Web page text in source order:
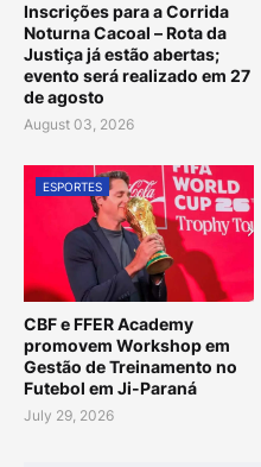
Inscrições para a Corrida
Noturna Cacoal – Rota da
Justiça já estão abertas;
evento será realizado em 27
de agosto
August 03, 2026
ESPORTES
CBF e FFER Academy
promovem Workshop em
Gestão de Treinamento no
Futebol em Ji-Paraná
July 29, 2026